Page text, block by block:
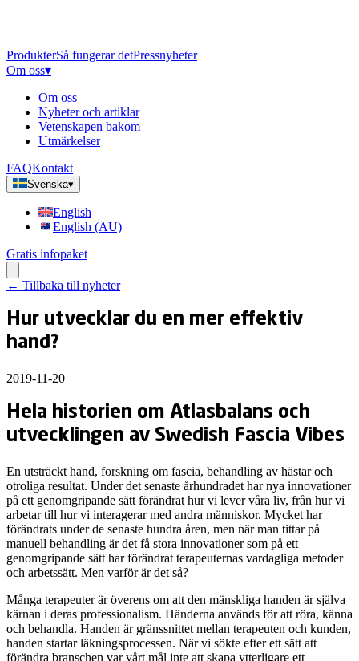
ProdukterSå fungerar detPressnyheter
Om oss▾
Om oss
Nyheter och artiklar
Vetenskapen bakom
Utmärkelser
FAQKontakt
Svenska▾
English
English (AU)
Gratis infopaket
← Tillbaka till nyheter
Hur utvecklar du en mer effektiv
hand?
2019-11-20
Hela historien om Atlasbalans och
utvecklingen av Swedish Fascia Vibes
En utsträckt hand, forskning om fascia, behandling av hästar och
otroliga resultat. Under det senaste århundradet har nya innovationer
på ett genomgripande sätt förändrat hur vi lever våra liv, från hur vi
arbetar till hur vi interagerar med andra människor. Mycket har
förändrats under de senaste hundra åren, men när man tittar på
manuell behandling är det få stora innovationer som på ett
genomgripande sätt har förändrat terapeuternas vardagliga metoder
och arbetssätt. Men varför är det så?
Många terapeuter är överens om att den mänskliga handen är själva
kärnan i deras professionalism. Händerna används för att röra, känna
och behandla. Handen är gränssnittet mellan terapeuten och kunden,
handen startar läkningsprocessen. När vi sökte efter ett sätt att
förändra branschen var vårt mål inte att skapa ytterligare ett